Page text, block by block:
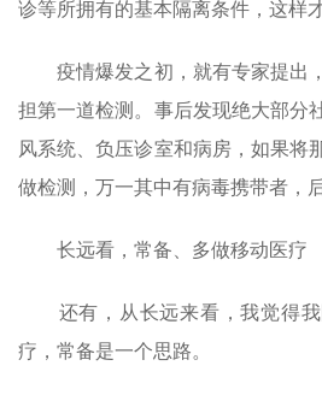
诊等所拥有的基本隔离条件，这样
疫情爆发之初，就有专家提出
担第一道检测。事后发现绝大部分
风系统、负压诊室和病房，如果将
做检测，万一其中有病毒携带者，
长远看，常备、多做移动医疗
还有，从长远来看，我觉得我
疗，常备是一个思路。